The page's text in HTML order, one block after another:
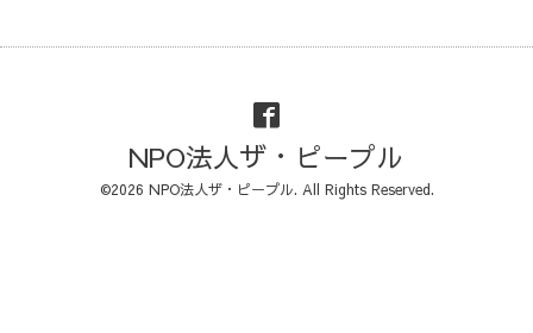
NPO法人ザ・ピープル
©2026 NPO法人ザ・ピープル. All Rights Reserved.